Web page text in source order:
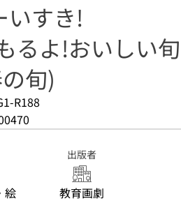
いすき!
るよ!おいしい
旬)
R188
絵
出版者
教育画劇